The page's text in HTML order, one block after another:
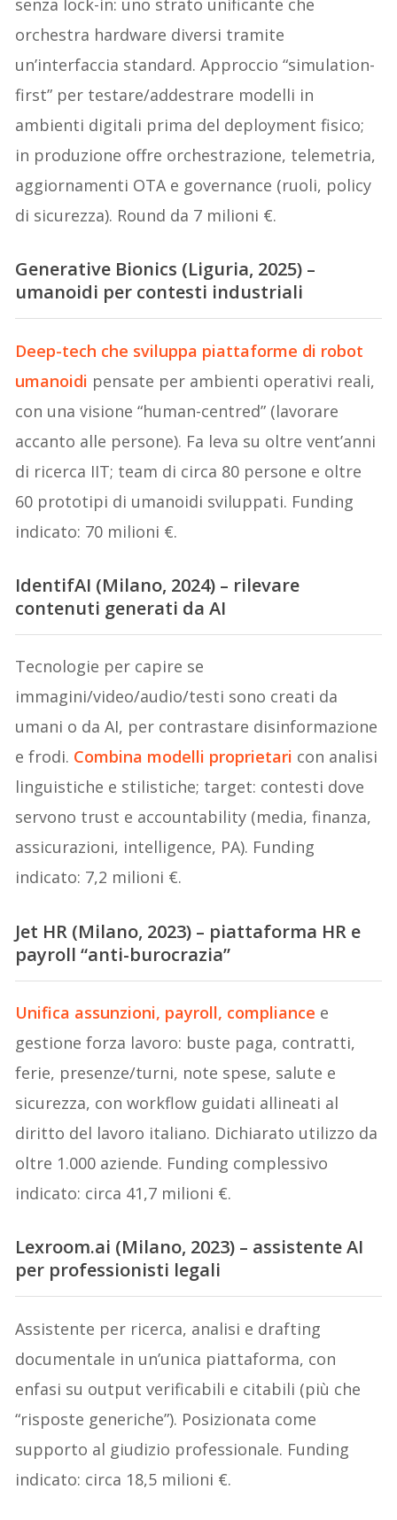
senza lock-in: uno strato unificante che
orchestra hardware diversi tramite
un’interfaccia standard. Approccio “simulation-
first” per testare/addestrare modelli in
ambienti digitali prima del deployment fisico;
in produzione offre orchestrazione, telemetria,
aggiornamenti OTA e governance (ruoli, policy
di sicurezza). Round da 7 milioni €.
Generative Bionics (Liguria, 2025) –
umanoidi per contesti industriali
Deep-tech che sviluppa piattaforme di robot
umanoidi pensate per ambienti operativi reali,
con una visione “human-centred” (lavorare
accanto alle persone). Fa leva su oltre vent’anni
di ricerca IIT; team di circa 80 persone e oltre
60 prototipi di umanoidi sviluppati. Funding
indicato: 70 milioni €.
IdentifAI (Milano, 2024) – rilevare
contenuti generati da AI
Tecnologie per capire se
immagini/video/audio/testi sono creati da
umani o da AI, per contrastare disinformazione
e frodi. Combina modelli proprietari con analisi
linguistiche e stilistiche; target: contesti dove
servono trust e accountability (media, finanza,
assicurazioni, intelligence, PA). Funding
indicato: 7,2 milioni €.
Jet HR (Milano, 2023) – piattaforma HR e
payroll “anti-burocrazia”
Unifica assunzioni, payroll, compliance e
gestione forza lavoro: buste paga, contratti,
ferie, presenze/turni, note spese, salute e
sicurezza, con workflow guidati allineati al
diritto del lavoro italiano. Dichiarato utilizzo da
oltre 1.000 aziende. Funding complessivo
indicato: circa 41,7 milioni €.
Lexroom.ai (Milano, 2023) – assistente AI
per professionisti legali
Assistente per ricerca, analisi e drafting
documentale in un’unica piattaforma, con
enfasi su output verificabili e citabili (più che
“risposte generiche”). Posizionata come
supporto al giudizio professionale. Funding
indicato: circa 18,5 milioni €.